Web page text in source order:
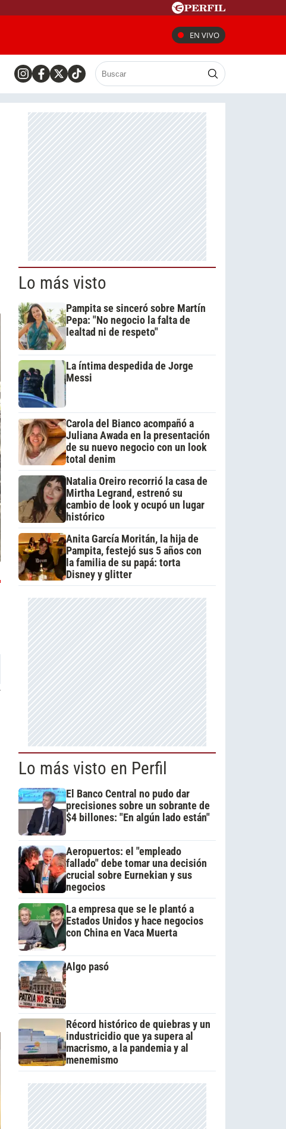
EN VIVO
Lo más visto
Pampita se sinceró sobre Martín
Pepa: "No negocio la falta de
lealtad ni de respeto"
La íntima despedida de Jorge
Messi
Carola del Bianco acompañó a
Juliana Awada en la presentación
de su nuevo negocio con un look
total denim
Natalia Oreiro recorrió la casa de
Mirtha Legrand, estrenó su
cambio de look y ocupó un lugar
histórico
Anita García Moritán, la hija de
Pampita, festejó sus 5 años con
la familia de su papá: torta
Disney y glitter
Lo más visto en Perfil
El Banco Central no pudo dar
precisiones sobre un sobrante de
$4 billones: "En algún lado están"
Aeropuertos: el "empleado
fallado" debe tomar una decisión
crucial sobre Eurnekian y sus
negocios
La empresa que se le plantó a
Estados Unidos y hace negocios
con China en Vaca Muerta
Algo pasó
Récord histórico de quiebras y un
industricidio que ya supera al
macrismo, a la pandemia y al
menemismo